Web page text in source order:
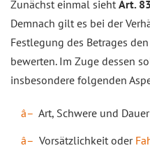
Zunächst einmal sieht Art. 83
Demnach gilt es bei der
Festlegung des Betrages
bewerten. Im Zuge dessen
insbesondere folgenden
Art, Schwere und
Vorsätzlichkeit oder